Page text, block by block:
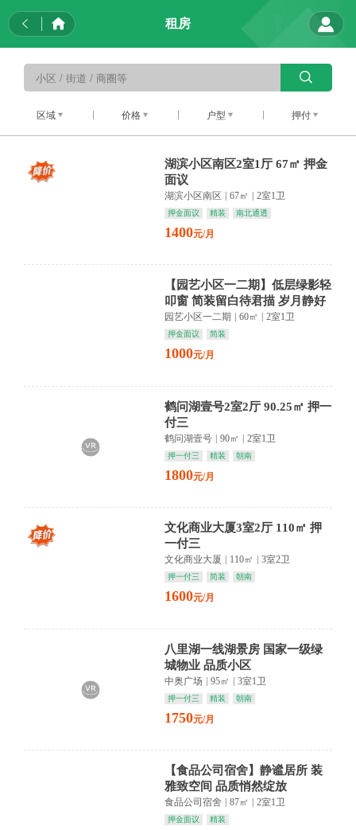
租房
区域 价格 户型 押付
湖滨小区南区2室1厅 67㎡ 押金
面议
湖滨小区南区 67㎡ 2室1卫
押金面议 精装 南北通透
1400元/月
【园艺小区一二期】低层绿影轻
叩窗 简装留白待君描 岁月静好
入画来
园艺小区一二期 60㎡ 2室1卫
押金面议 简装
1000元/月
鹤问湖壹号2室2厅 90.25㎡ 押一
付三
鹤问湖壹号 90㎡ 2室1卫
押一付三 精装 朝南
1800元/月
文化商业大厦3室2厅 110㎡ 押
一付三
文化商业大厦 110㎡ 3室2卫
押一付三 简装 朝南
1600元/月
八里湖一线湖景房 国家一级绿
城物业 品质小区
中奥广场 | 95㎡ | 3室1卫
押一付三 精装 朝南
1750元/月
【食品公司宿舍】静谧居所 装
雅致空间 品质悄然绽放
食品公司宿舍 87㎡ 2室1卫
押金面议 精装